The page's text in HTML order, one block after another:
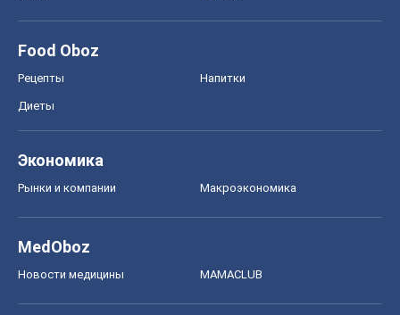
Food Oboz
Рецепты Напитки
Диеты
Экономика
Рынки и компании Mакроэкономика
MedOboz
Новости медицины MAMACLUB